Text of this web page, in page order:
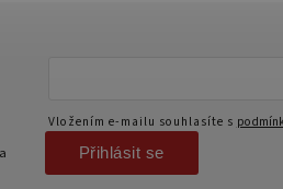
Vložením e-mailu souhlasíte s
Přihlásit se